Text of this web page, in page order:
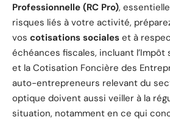
Professionnelle (RC Pro),
risques liés à votre activité,
vos cotisations sociales et à
échéances fiscales, incluant l’Impôt
et la Cotisation Foncière des
auto-entrepreneurs relevant du
optique doivent aussi veiller à la
situation, notamment en ce qui